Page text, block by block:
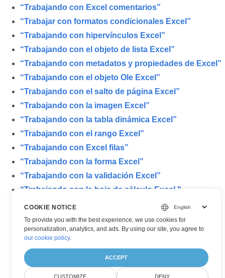
“Trabajando con Excel comentarios”
“Trabajar con formatos condicionales Excel”
“Trabajando con hipervínculos Excel”
“Trabajando con el objeto de lista Excel”
“Trabajando con metadatos y propiedades de Excel”
“Trabajando con el objeto Ole Excel”
“Trabajando con el salto de página Excel”
“Trabajando con la imagen Excel”
“Trabajando con la tabla dinámica Excel”
“Trabajando con el rango Excel”
“Trabajando con Excel filas”
“Trabajando con la forma Excel”
“Trabajando con la validación Excel”
“Trabajando con la hoja de cálculo Excel."
COOKIE NOTICE
To provide you with the best experience, we use cookies for
personalization, analytics, and ads. By using our site, you agree to
our cookie policy.
ACCEPT
CUSTOMIZE DENY